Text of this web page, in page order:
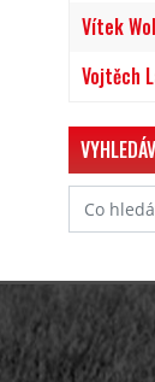
Vítek
Vojtěch